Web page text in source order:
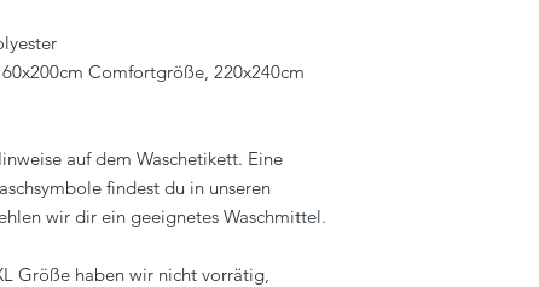
Comfortgröße, 220x240cm
auf dem Waschetikett. Eine
findest du in unseren
wir dir ein geeignetes Waschmittel.
Größe haben wir nicht vorrätig,